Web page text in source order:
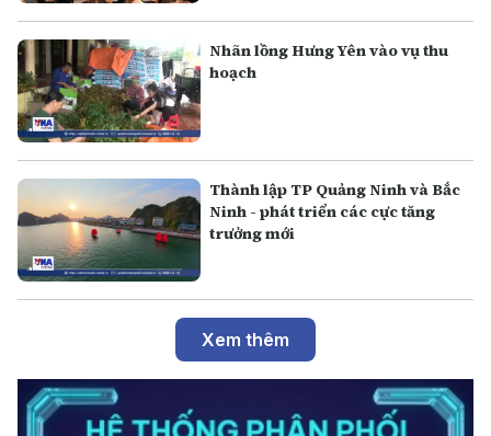
Nhãn lồng Hưng Yên vào vụ thu
hoạch
Thành lập TP Quảng Ninh và Bắc
Ninh - phát triển các cực tăng
trưởng mới
Xem thêm